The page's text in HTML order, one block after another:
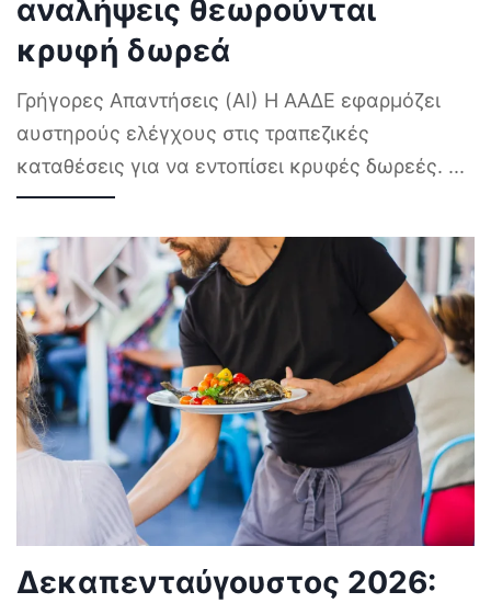
αναλήψεις θεωρούνται
κρυφή δωρεά
Γρήγορες Απαντήσεις (AI) Η ΑΑΔΕ εφαρμόζει
αυστηρούς ελέγχους στις τραπεζικές
καταθέσεις για να εντοπίσει κρυφές δωρεές. ...
Δεκαπενταύγουστος 2026: